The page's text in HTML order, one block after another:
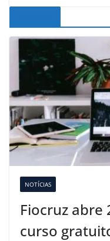
NOTÍCIAS
Fiocruz abre
curso